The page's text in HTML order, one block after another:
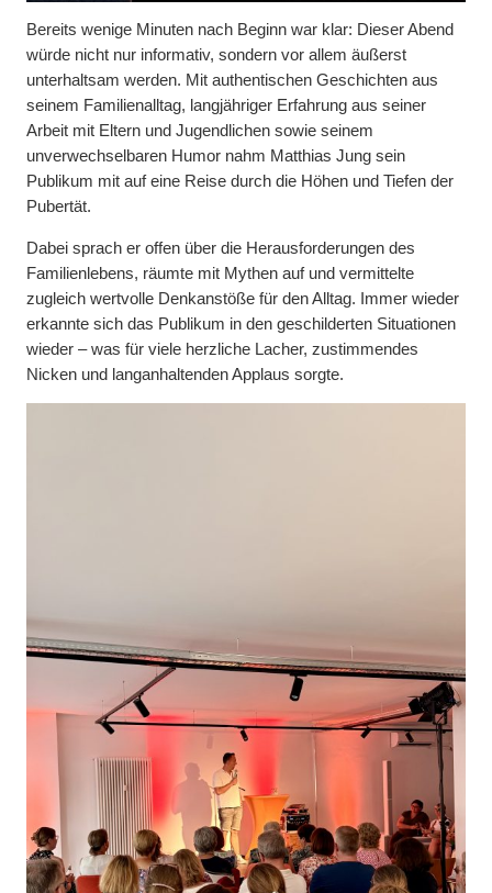
Bereits wenige Minuten nach Beginn war klar: Dieser Abend
würde nicht nur informativ, sondern vor allem äußerst
unterhaltsam werden. Mit authentischen Geschichten aus
seinem Familienalltag, langjähriger Erfahrung aus seiner
Arbeit mit Eltern und Jugendlichen sowie seinem
unverwechselbaren Humor nahm Matthias Jung sein
Publikum mit auf eine Reise durch die Höhen und Tiefen der
Pubertät.
Dabei sprach er offen über die Herausforderungen des
Familienlebens, räumte mit Mythen auf und vermittelte
zugleich wertvolle Denkanstöße für den Alltag. Immer wieder
erkannte sich das Publikum in den geschilderten Situationen
wieder – was für viele herzliche Lacher, zustimmendes
Nicken und langanhaltenden Applaus sorgte.